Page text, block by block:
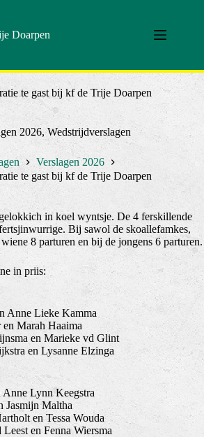
Doarpen
te gast bij kf de Trije Doarpen
2026, Wedstrijdverslagen
Verslagen 2026
te gast bij kf de Trije Doarpen
in koel wyntsje. De 4 ferskillende
Bij sawol de skoallefamkes,
8 parturen en bij de jongens 6 parturen.
in priis:
Anne Lieke Kamma
Marah Haaima
en Marieke vd Glint
en Lysanne Elzinga
Lynn Keegstra
Jasmijn Maltha
en Tessa Wouda
en Fenna Wiersma